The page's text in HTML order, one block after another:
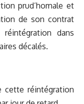
prud’homale et
de son contrat
dans
décalés.
cette réintégration